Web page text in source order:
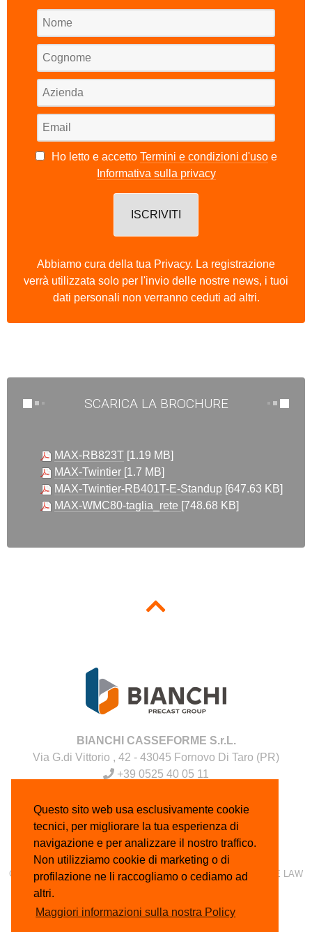
Questo sito web usa esclusivamente cookie
tecnici, per migliorare la tua esperienza di
navigazione e per analizzare il nostro traffico.
Non utilizziamo cookie di marketing o di
profilazione ne li raccogliamo o cediamo ad
altri.
Maggiori informazioni sulla nostra Policy
Ho letto e accetto Termini e condizioni d'usoe
Informativa sulla privacy
Abbiamo cura della tua Privacy. La registrazione
verrà utilizzata solo per l'invio delle nostre news, i tuoi
dati personali non verranno ceduti ad altri.
SCARICA LA BROCHURE
MAX-RB823T [1.19 MB]
MAX-Twintier [1.7 MB]
MAX-Twintier-RB401T-E-Standup [647.63 KB]
MAX-WMC80-taglia_rete [748.68 KB]
BIANCHI CASSEFORME S.r.L.
Via G.di Vittorio , 42 - 43045 Fornovo Di Taro (PR)
+39 0525 40 05 11
+39 0525 40 05 12
P.IVA 01669850347 - Cap. soc. (i.v): € 500.000
CONTATTI TERMINI E CONDIZIONI PRIVACY
COOKIE LAW